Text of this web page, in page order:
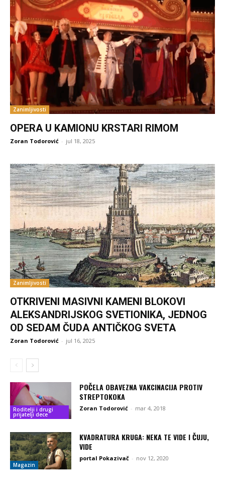
Zanimljivosti
OPERA U KAMIONU KRSTARI RIMOM
Zoran Todorović - jul 18, 2025
Zanimljivosti
OTKRIVENI MASIVNI KAMENI BLOKOVI
ALEKSANDRIJSKOG SVETIONIKA, JEDNOG
OD SEDAM ČUDA ANTIČKOG SVETA
Zoran Todorović - jul 16, 2025
Roditelji i drugi
prijatelji dece
POČELA OBAVEZNA VAKCINACIJA PROTIV
STREPTOKOKA
Zoran Todorović - mar 4, 2018
Magazin
KVADRATURA KRUGA: NEKA TE VIDE I ČUJU,
VIDE
portal Pokazivač - nov 12, 2020